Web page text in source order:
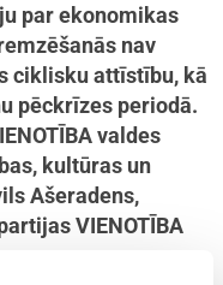
par ekonomikas
nav
ciklisku attīstību, kā
pēckrīzes periodā.
valdes
kultūras un
Ašeradens,
VIENOTĪBA